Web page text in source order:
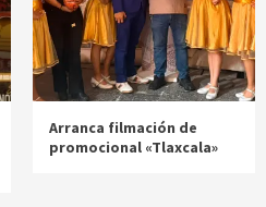
Arranca filmación de
promocional «Tlaxcala»